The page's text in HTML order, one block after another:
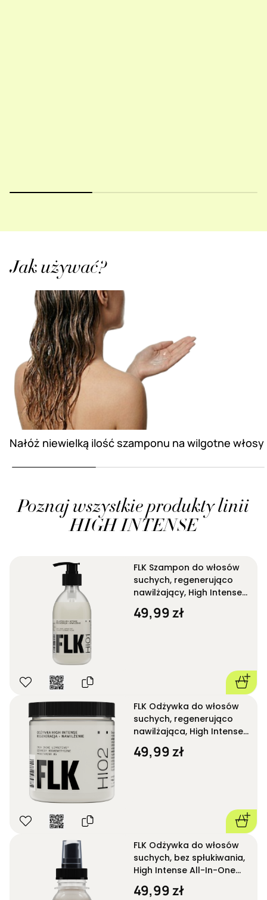
Jak używać?
Nałóż niewielką ilość szamponu na wilgotne włosy
Poznaj wszystkie produkty linii
HIGH INTENSE
FLK Szampon do włosów
suchych, regenerująco
nawilżający, High Intense
One HI01 280 ml
49,99 zł
FLK Odżywka do włosów
suchych, regenerująco
nawilżająca, High Intense
HI02 250 ml
49,99 zł
FLK Odżywka do włosów
suchych, bez spłukiwania,
High Intense All-In-One
HI04 50 ml
49,99 zł